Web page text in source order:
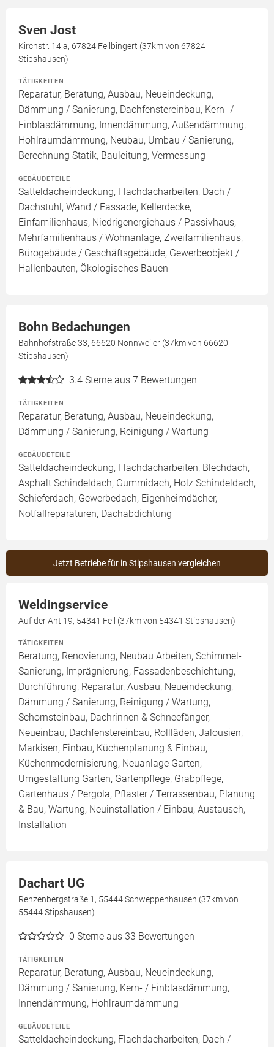
Sven Jost
Kirchstr. 14 a, 67824 Feilbingert (37km von 67824
Stipshausen)
TÄTIGKEITEN
Reparatur, Beratung, Ausbau, Neueindeckung,
Dämmung / Sanierung, Dachfenstereinbau, Kern- /
Einblasdämmung, Innendämmung, Außendämmung,
Hohlraumdämmung, Neubau, Umbau / Sanierung,
Berechnung Statik, Bauleitung, Vermessung
GEBÄUDETEILE
Satteldacheindeckung, Flachdacharbeiten, Dach /
Dachstuhl, Wand / Fassade, Kellerdecke,
Einfamilienhaus, Niedrigenergiehaus / Passivhaus,
Mehrfamilienhaus / Wohnanlage, Zweifamilienhaus,
Bürogebäude / Geschäftsgebäude, Gewerbeobjekt /
Hallenbauten, Ökologisches Bauen
Bohn Bedachungen
Bahnhofstraße 33, 66620 Nonnweiler (37km von 66620
Stipshausen)
3.4 Sterne aus 7 Bewertungen
TÄTIGKEITEN
Reparatur, Beratung, Ausbau, Neueindeckung,
Dämmung / Sanierung, Reinigung / Wartung
GEBÄUDETEILE
Satteldacheindeckung, Flachdacharbeiten, Blechdach,
Asphalt Schindeldach, Gummidach, Holz Schindeldach,
Schieferdach, Gewerbedach, Eigenheimdächer,
Notfallreparaturen, Dachabdichtung
Jetzt Betriebe für in Stipshausen vergleichen
Weldingservice
Auf der Aht 19, 54341 Fell (37km von 54341 Stipshausen)
TÄTIGKEITEN
Beratung, Renovierung, Neubau Arbeiten, Schimmel-
Sanierung, Imprägnierung, Fassadenbeschichtung,
Durchführung, Reparatur, Ausbau, Neueindeckung,
Dämmung / Sanierung, Reinigung / Wartung,
Schornsteinbau, Dachrinnen & Schneefänger,
Neueinbau, Dachfenstereinbau, Rollläden, Jalousien,
Markisen, Einbau, Küchenplanung & Einbau,
Küchenmodernisierung, Neuanlage Garten,
Umgestaltung Garten, Gartenpflege, Grabpflege,
Gartenhaus / Pergola, Pflaster / Terrassenbau, Planung
& Bau, Wartung, Neuinstallation / Einbau, Austausch,
Installation
Dachart UG
Renzenbergstraße 1, 55444 Schweppenhausen (37km von
55444 Stipshausen)
0 Sterne aus 33 Bewertungen
TÄTIGKEITEN
Reparatur, Beratung, Ausbau, Neueindeckung,
Dämmung / Sanierung, Kern- / Einblasdämmung,
Innendämmung, Hohlraumdämmung
GEBÄUDETEILE
Satteldacheindeckung, Flachdacharbeiten, Dach /